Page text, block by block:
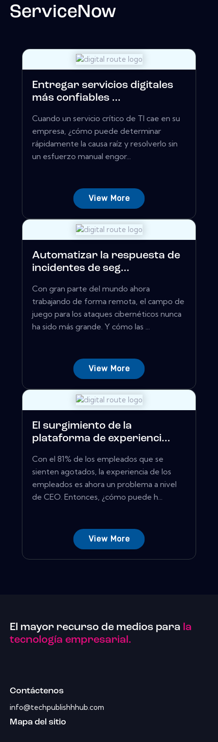
ServiceNow
Entregar servicios digitales
más confiables ...
Cuando un servicio crítico de TI cae en su
empresa, ¿cómo puede determinar
rápidamente la causa raíz y resolverlo sin
un esfuerzo manual engor...
View More
Automatizar la respuesta de
incidentes de seg...
Con gran parte del mundo ahora
trabajando de forma remota, el campo de
juego para los ataques cibernéticos nunca
ha sido más grande. Y cómo las ...
View More
El surgimiento de la
plataforma de experienci...
Con el 81% de los empleados que se
sienten agotados, la experiencia de los
empleados es ahora un problema a nivel
de CEO. Entonces, ¿cómo puede h...
View More
El mayor recurso de medios para la
tecnología empresarial.
Contáctenos
info@techpublishhhub.com
Mapa del sitio